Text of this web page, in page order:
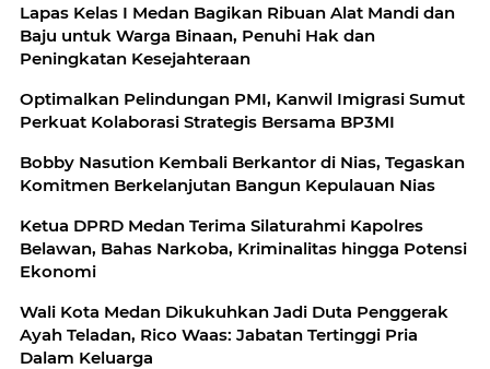
Lapas Kelas I Medan Bagikan Ribuan Alat Mandi dan
Baju untuk Warga Binaan, Penuhi Hak dan
Peningkatan Kesejahteraan
Optimalkan Pelindungan PMI, Kanwil Imigrasi Sumut
Perkuat Kolaborasi Strategis Bersama BP3MI
Bobby Nasution Kembali Berkantor di Nias, Tegaskan
Komitmen Berkelanjutan Bangun Kepulauan Nias
Ketua DPRD Medan Terima Silaturahmi Kapolres
Belawan, Bahas Narkoba, Kriminalitas hingga Potensi
Ekonomi
Wali Kota Medan Dikukuhkan Jadi Duta Penggerak
Ayah Teladan, Rico Waas: Jabatan Tertinggi Pria
Dalam Keluarga